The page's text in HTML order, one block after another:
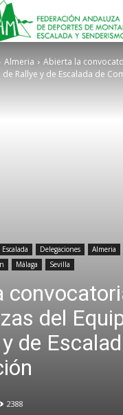
Almeria
Abierta la
Rallye y de Escalada de
Delegaciones Almeria
Málaga Sevilla
del
de
2388